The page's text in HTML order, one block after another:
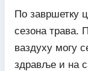
По завршетку
сезона трава.
ваздуху могу
здравље и на